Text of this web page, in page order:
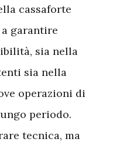
cassaforte
garantire
sia nella
sia nella
operazioni di
periodo.
tecnica, ma